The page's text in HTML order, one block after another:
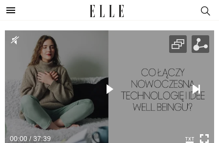
00:00 / 37:39